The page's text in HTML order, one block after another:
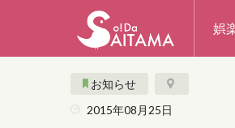
娯
お知らせ
2015年08月25日